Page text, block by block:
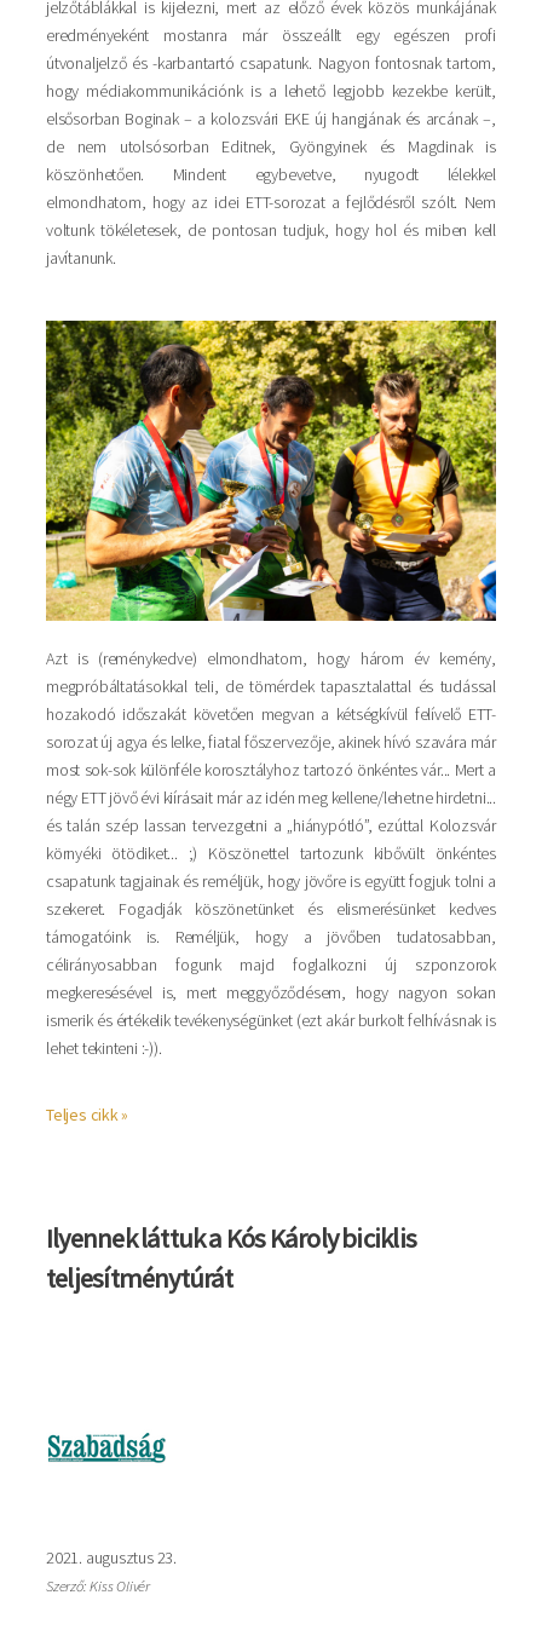
jelzőtáblákkal is kijelezni, mert az előző évek közös munkájának
eredményeként mostanra már összeállt egy egészen profi
útvonaljelző és -karbantartó csapatunk. Nagyon fontosnak tartom,
hogy médiakommunikációnk is a lehető legjobb kezekbe került,
elsősorban Boginak – a kolozsvári EKE új hangjának és arcának –,
de nem utolsósorban Editnek, Gyöngyinek és Magdinak is
köszönhetően. Mindent egybevetve, nyugodt lélekkel
elmondhatom, hogy az idei ETT-sorozat a fejlődésről szólt. Nem
voltunk tökéletesek, de pontosan tudjuk, hogy hol és miben kell
javítanunk.
Azt is (reménykedve) elmondhatom, hogy három év kemény,
megpróbáltatásokkal teli, de tömérdek tapasztalattal és tudással
hozakodó időszakát követően megvan a kétségkívül felívelő ETT-
sorozat új agya és lelke, fiatal főszervezője, akinek hívó szavára már
most sok-sok különféle korosztályhoz tartozó önkéntes vár... Mert a
négy ETT jövő évi kiírásait már az idén meg kellene/lehetne hirdetni...
és talán szép lassan tervezgetni a „hiánypótló”, ezúttal Kolozsvár
környéki ötödiket... ;) Köszönettel tartozunk kibővült önkéntes
csapatunk tagjainak és reméljük, hogy jövőre is együtt fogjuk tolni a
szekeret. Fogadják köszönetünket és elismerésünket kedves
támogatóink is. Reméljük, hogy a jövőben tudatosabban,
célirányosabban fogunk majd foglalkozni új szponzorok
megkeresésével is, mert meggyőződésem, hogy nagyon sokan
ismerik és értékelik tevékenységünket (ezt akár burkolt felhívásnak is
lehet tekinteni :-)).
Teljes cikk »
Ilyennek láttuk a Kós Károly biciklis
teljesítménytúrát
2021. augusztus 23.
Szerző: Kiss Olivér